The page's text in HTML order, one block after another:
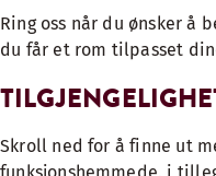
Ring oss når du ønsker å
du får et rom tilpasset
Skroll ned for å finne ut